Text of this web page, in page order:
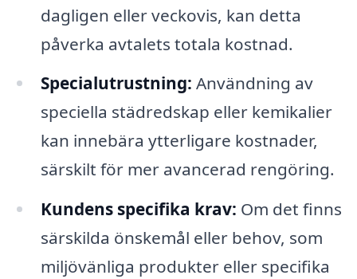
dagligen eller veckovis, kan detta
påverka avtalets totala kostnad.
Specialutrustning: Användning av
speciella städredskap eller kemikalier
kan innebära ytterligare kostnader,
särskilt för mer avancerad rengöring.
Kundens specifika krav: Om det finns
särskilda önskemål eller behov, som
miljövänliga produkter eller specifika